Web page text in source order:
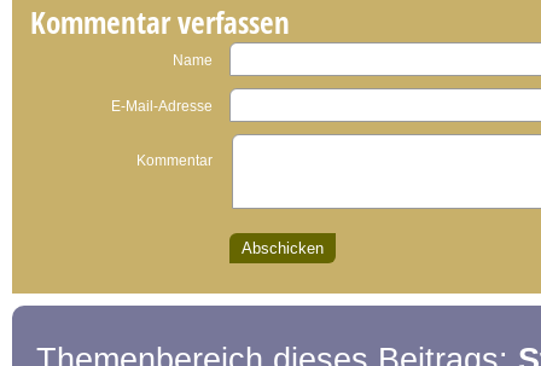
Kommentar verfassen
Name
E-Mail-Adresse
Kommentar